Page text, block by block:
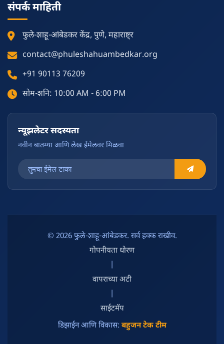
संपर्क माहिती
फुले-शाहू-आंबेडकर केंद्र, पुणे, महाराष्ट्र
contact@phuleshahuambedkar.org
+91 90113 76209
सोम-शनि: 10:00 AM - 6:00 PM
न्यूझलेटर सदस्यता
नवीन बातम्या आणि लेख ईमेलवर मिळवा
© 2026 फुले-शाहू-आंबेडकर. सर्व हक्क राखीव.
गोपनीयता धोरण
वापराच्या अटी
साईटमॅप
डिझाईन आणि विकास: बहुजन टेक टीम